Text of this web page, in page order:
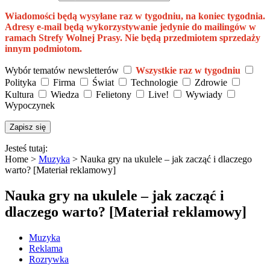
Wiadomości będą wysyłane raz w tygodniu, na koniec tygodnia.
Adresy e-mail będą wykorzystywanie jedynie do mailingów w
ramach Strefy Wolnej Prasy. Nie będą przedmiotem sprzedaży
innym podmiotom.
Wybór tematów newsletterów
Wszystkie raz w tygodniu
Polityka
Firma Świat Technologie
Zdrowie
Kultura
Wiedza Felietony Live!
Wywiady
Wypoczynek
Jesteś tutaj:
Home > Muzyka > Nauka gry na ukulele – jak zacząć i dlaczego
warto? [Materiał reklamowy]
Nauka gry na ukulele – jak zacząć i
dlaczego warto? [Materiał reklamowy]
Muzyka
Reklama
Rozrywka